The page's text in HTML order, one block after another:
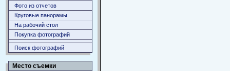
Фото из отчетов
Круговые панорамы
На рабочий стол
Покупка фотографий
Поиск фотографий
Место съемки